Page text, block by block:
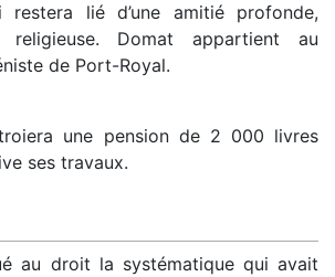
lié d’une amitié profonde,
religieuse. Domat appartient au
de Port-Royal.
une pension de 2 000 livres
ses travaux.
au droit la systématique qui avait